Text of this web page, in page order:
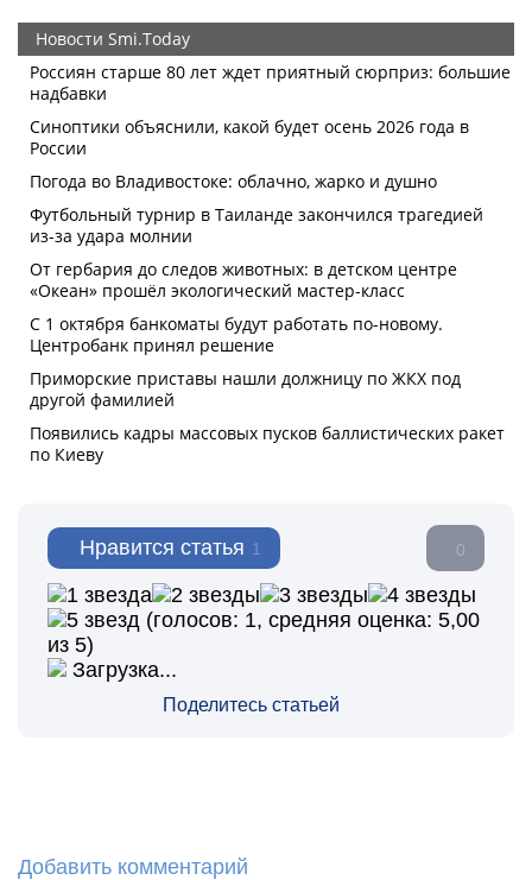
Нравится статья 1 0
Поделитесь статьей
(голосов: 1, средняя оценка: 5,00
из 5)
Загрузка...
Добавить комментарий